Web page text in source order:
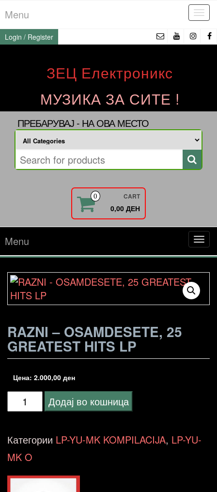
to
the
content
Menu
Login / Register
ЗЕЦ Електроникс
МУЗИКА ЗА СИТЕ !
ПРЕБАРУВАЈ - НА ОВА МЕСТО
0 CART
0,00 ДЕН
Menu
RAZNI – OSAMDESETE, 25
GREATEST HITS LP
Цена: 2.000,00 ден
RAZNI
OSAMDESETE,
25
Додај во кошница
Категории LP-YU-MK KOMPILACIJA, LP-YU-
MK O